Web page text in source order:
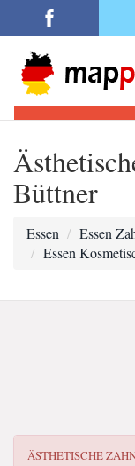
Büttner
Essen Essen
Essen
ÄSTHETISCHE